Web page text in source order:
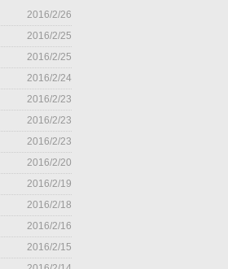
2016/2/26
2016/2/25
2016/2/25
2016/2/24
2016/2/23
2016/2/23
2016/2/23
2016/2/20
2016/2/19
2016/2/18
2016/2/16
2016/2/15